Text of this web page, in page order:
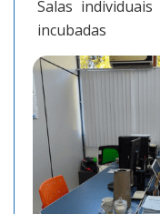
Salas
incubadas